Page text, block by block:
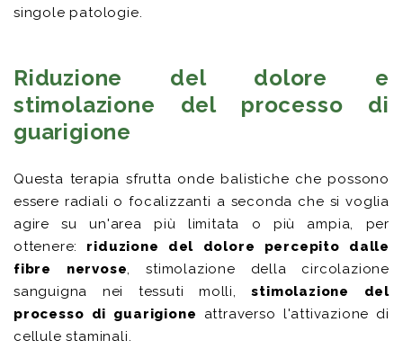
singole patologie.
Riduzione del dolore e
stimolazione del processo di
guarigione
Questa terapia sfrutta onde balistiche che possono
essere radiali o focalizzanti a seconda che si voglia
agire su un'area più limitata o più ampia, per
ottenere: riduzione del dolore percepito dalle
fibre nervose , stimolazione della circolazione
sanguigna nei tessuti molli,stimolazione del
processo di guarigione attraverso l'attivazione di
cellule staminali.